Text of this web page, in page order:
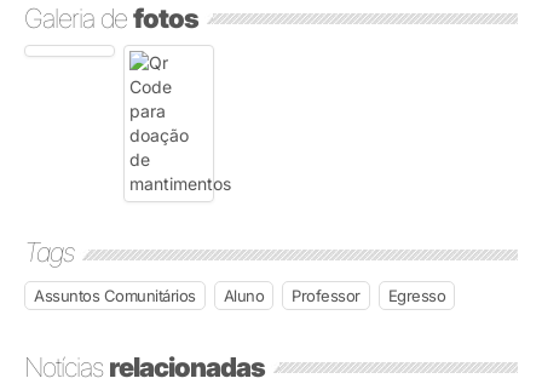
Galeria defotos
Tags
Assuntos Comunitários Aluno Professor Egresso
Notíciasrelacionadas